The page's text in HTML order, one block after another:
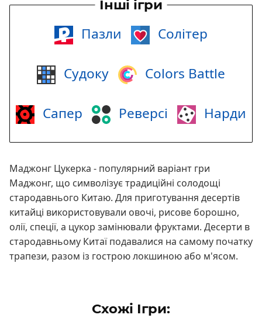
Інші ігри
Пазли Солітер
Судоку Colors Battle
Сапер Реверсі Нарди
Маджонг Цукерка - популярний варіант гри
Маджонг, що символізує традиційні солодощі
стародавнього Китаю. Для приготування десертів
китайці використовували овочі, рисове борошно,
олії, спеції, а цукор замінювали фруктами. Десерти в
стародавньому Китаї подавалися на самому початку
трапези, разом із гострою локшиною або м'ясом.
Схожі Ігри: